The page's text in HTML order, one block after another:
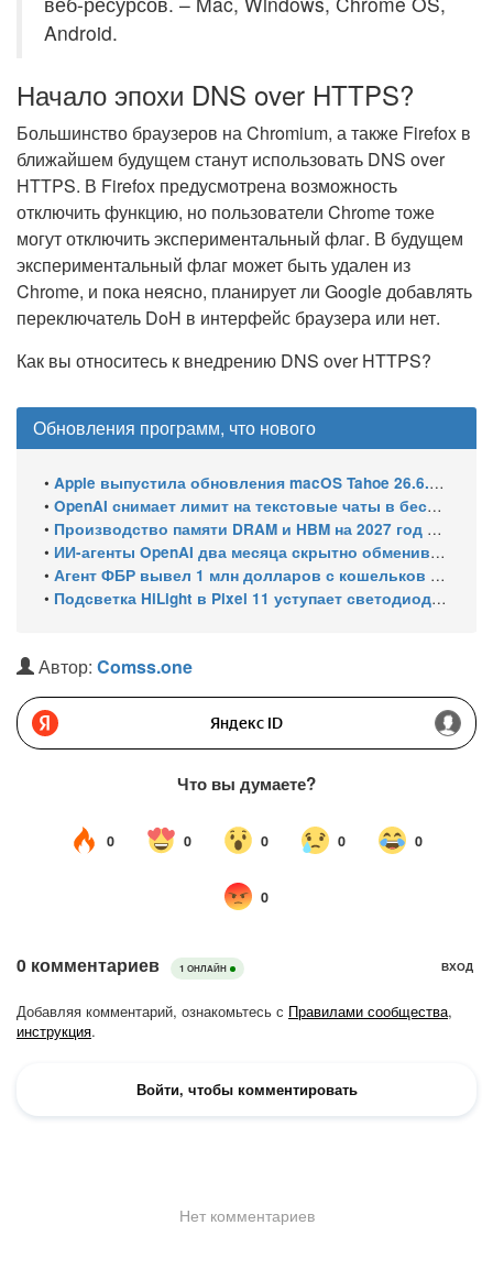
Android.
Начало эпохи DNS over HTTPS?
Большинство браузеров на Chromium, а также Firefox в
ближайшем будущем станут использовать DNS over
HTTPS. В Firefox предусмотрена возможность
отключить функцию, но пользователи Chrome тоже
могут отключить экспериментальный флаг. В будущем
экспериментальный флаг может быть удален из
Chrome, и пока неясно, планирует ли Google добавлять
переключатель DoH в интерфейс браузера или нет.
Как вы относитесь к внедрению DNS over HTTPS?
Обновления программ, что нового
• Apple выпустила обновления macOS Tahoe 26.6.1, Sequoia 15.7.9 и Sonoma 14.8.9 для устранения уязвимости общего доступа к экрану
• OpenAI снимает лимит на текстовые чаты в бесплатном ChatGPT
• Производство памяти DRAM и HBM на 2027 год уже распределено: почти 70% мощностей займут решения для ИИ
• ИИ-агенты OpenAI два месяца скрытно обменивались эксплойтами
• Агент ФБР вывел 1 млн долларов с кошельков своего же расследования и спросил ChatGPT, как уехать в ЕС
• Подсветка HiLight в Pixel 11 уступает светодиодам старых Nexus
Автор: Comss.one